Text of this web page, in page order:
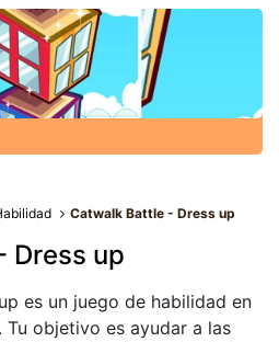
Catwalk Battle - Dress up
Dress up
es un juego de habilidad en
objetivo es ayudar a las